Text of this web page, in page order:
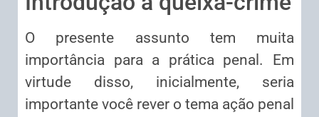
O presente assunto tem muita
importância para a prática penal. Em
virtude disso, inicialmente, seria
importante você rever o tema ação penal